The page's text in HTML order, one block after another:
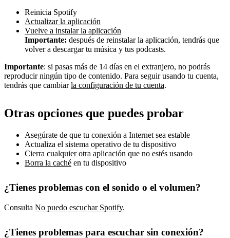
Reinicia Spotify
Actualizar la aplicación
Vuelve a instalar la aplicación
Importante: después de reinstalar la aplicación, tendrás que
volver a descargar tu música y tus podcasts.
Importante: si pasas más de 14 días en el extranjero, no podrás
reproducir ningún tipo de contenido. Para seguir usando tu cuenta,
tendrás que cambiarla configuración de tu cuenta.
Otras opciones que puedes probar
Asegúrate de que tu conexión a Internet sea estable
Actualiza el sistema operativo de tu dispositivo
Cierra cualquier otra aplicación que no estés usando
Borra la caché en tu dispositivo
¿Tienes problemas con el sonido o el volumen?
Consulta No puedo escuchar Spotify.
¿Tienes problemas para escuchar sin conexión?